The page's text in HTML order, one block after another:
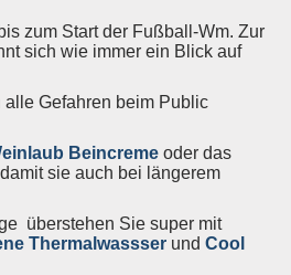
zum Start der Fußball-Wm. Zur
sich wie immer ein Blickauf
Gefahren beim Public
Beincreme oder das
damit sie auch bei längerem
überstehen Sie super mit
Thermalwassser undCool